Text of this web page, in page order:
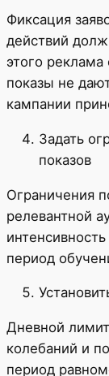
Фиксация
действий
этого реклама
показы не
кампании
Задать
показов
Ограничения
релевантной
период
Дневной
колебаний и
период